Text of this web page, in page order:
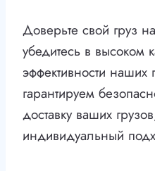
Доверьте свой груз
убедитесь в высоком
эффективности
гарантируем
доставку ваших
индивидуальный